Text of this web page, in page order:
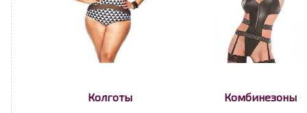
Колготы Комбинезоны